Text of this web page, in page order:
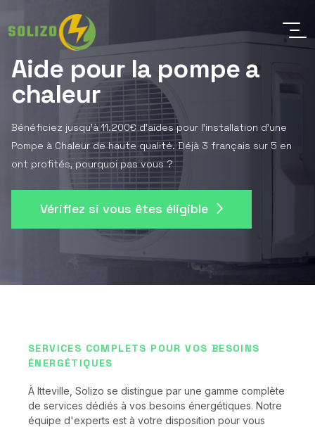
Aide pour la pompe a
chaleur
Bénéficiez jusqu'à 11.200€ d'aides pour l'installation d'une
Pompe à Chaleur de haute qualité. Déjà 3 français sur 5 en
ont profités, pourquoi pas vous ?
Vérifiez si vous êtes éligible
SERVICES COMPLETS POUR VOS BESOINS
ÉNERGÉTIQUES
À Itteville, Solizo se distingue par une gamme complète
de services dédiés à vos besoins énergétiques. Notre
équipe d'experts est à votre disposition pour vous